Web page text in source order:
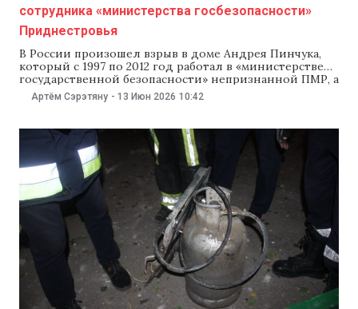
сотрудника «министерства госбезопасности»
Приднестровья
В России произошел взрыв в доме Андрея Пинчука,
который с 1997 по 2012 год работал в «министерстве
государственной безопасности» непризнанной ПМР, а
также был «министром госбезопасности»
самопровозглашенной ДНР. Инцидент случился
данным российских СМИ, в результате происшествия
никто не пострадал. Российское агентство ТАСС
Артём Сэрэтяну - 13 Июн 2026 10:42